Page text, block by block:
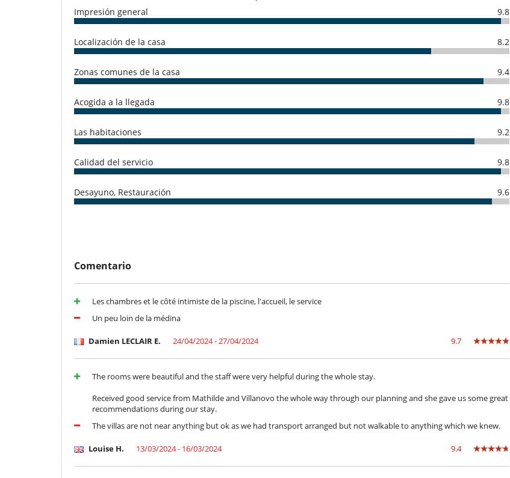
Impresión general 9.8
Localización de la casa 8.2
Zonas comunes de la casa 9.4
Acogida a la llegada 9.8
Las habitaciones 9.2
Calidad del servicio 9.8
Desayuno, Restauración 9.6
Comentario
Les chambres et le côté intimiste de la piscine, l'accueil, le service
Un peu loin de la médina
Damien LECLAIR E. 24/04/2024 - 27/04/2024 9.7
The rooms were beautiful and the staff were very helpful during the whole stay.
Received good service from Mathilde and Villanovo the whole way through our planning and she gave us some great
recommendations during our stay.
The villas are not near anything but ok as we had transport arranged but not walkable to anything which we knew.
Louise H. 13/03/2024 - 16/03/2024 9.4